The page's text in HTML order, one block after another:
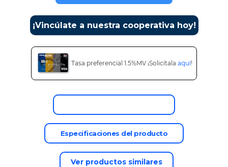
¡Vincúlate a nuestra cooperativa hoy!
Tasa preferencial 1.5%MV ¡Solicítala aquí!
Especificaciones del producto
Ver productos similares